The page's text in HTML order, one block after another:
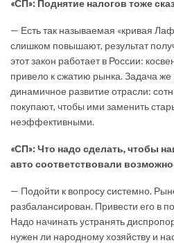
«СП»: Поднятие налогов тоже
— Есть так называемая «кривая
слишком повышают, результат
этот закон работает в России:
привело к сжатию рынка. Задача
динамичное развитие отрасли:
покупают, чтобы ими заменить
неэффективными.
«СП»: Что надо сделать, чтобы
авто соответствовали
— Подойти к вопросу системно.
разбалансирован. Привести его в
Надо начинать устранять
нужен ли народному хозяйству и